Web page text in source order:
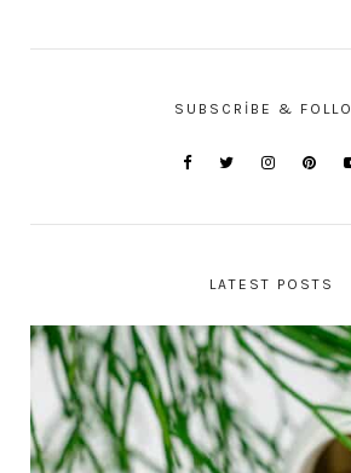
SUBSCRIBE &
LATEST POSTS